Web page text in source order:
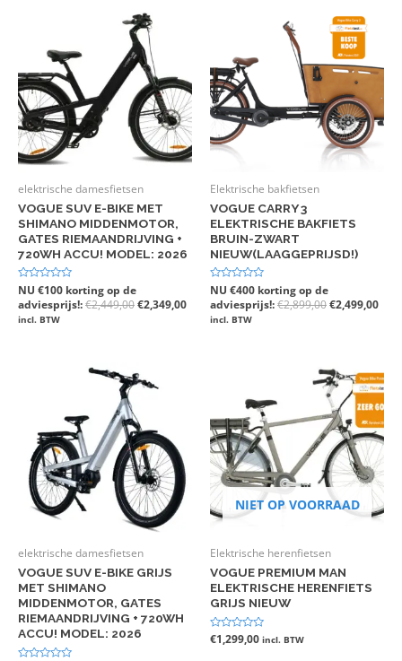
elektrische damesfietsen
VOGUE SUV E-BIKE MET
SHIMANO MIDDENMOTOR,
GATES RIEMAANDRIJVING +
720WH ACCU! MODEL: 2026
Gewaardeerd
0
uit
5
NU €100 korting op de
adviesprijs!:€2,449,00€2,349,00
incl. BTW
Elektrische bakfietsen
VOGUE CARRY 3
ELEKTRISCHE BAKFIETS
BRUIN-ZWART
NIEUW(LAAGGEPRIJSD!)
Gewaardeerd
0
uit
5
NU €400 korting op de
adviesprijs!:€2,899,00€2,499,00
incl. BTW
elektrische damesfietsen
VOGUE SUV E-BIKE GRIJS
MET SHIMANO
MIDDENMOTOR, GATES
RIEMAANDRIJVING + 720WH
ACCU! MODEL: 2026
NIET OP VOORRAAD
Elektrische herenfietsen
VOGUE PREMIUM MAN
ELEKTRISCHE HERENFIETS
GRIJS NIEUW
Gewaardeerd
€1,299,00 incl. BTW